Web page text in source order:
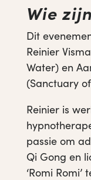
Wie
Dit
Reinier
Water) en
(Sanctuary
Reinier is
passie om
Qi Gong en
‘Romi